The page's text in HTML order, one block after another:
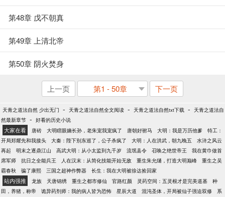
第48章 戊不朝真
第49章 上清北帝
第50章 阴火焚身
上一页 第1 - 50章 下一页
天青之道法自然 少出无门 - 天青之道法自然全文阅读 - 天青之道法自然txt下载 - 天青之道法自
然最新章节 - 好看的历史小说
大家在看 唐砖 大明瞎眼嫡长孙，老朱宠我宠疯了 唐朝好驸马 大明：我是万历他爹
特工：
开局郑耀先和我接头
大秦：陛下别东巡了，公子杀疯了 大明：人在洪武，朝九晚五
水浒之风云
再起
明末之逐鼎江山 高武大明：从小太监到九千岁 流氓县令 召唤之绝世帝王
我在黄巾做首
席军师
抗日之全能兵王 人在汉末：从简化技能开始无敌 重生朱允熥，打造大明巅峰
重生之吴
霸春秋
骗了康熙 三国之超神作弊器 长生：我在大明被徐达捡回家
站内强推 龙族 天唐锦绣 重生之都市修仙 官路红颜 灵药空间：五灵根才是完美道基
种
田，养猪，称帝
诡异药剂师：我的病人皆为恐怖 星辰大道 混沌圣体，开局被仙子强迫双修
系